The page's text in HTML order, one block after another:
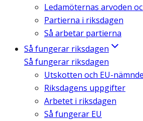
Ledamöternas arvoden
Partierna i riksdagen
Så arbetar partierna
Så fungerar riksdagen
Så fungerar riksdagen
Utskotten och EU-
Riksdagens uppgifter
Arbetet i riksdagen
Så fungerar EU